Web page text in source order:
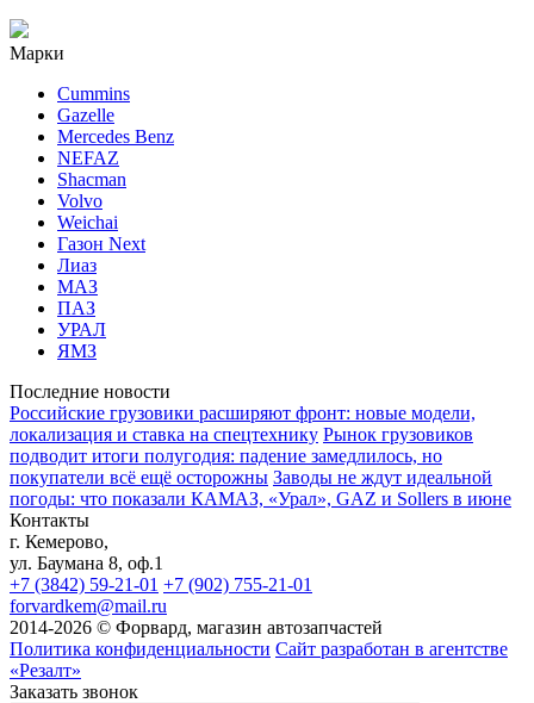
Марки
Cummins
Gazelle
Mercedes Benz
NEFAZ
Shacman
Volvo
Weichai
Газон Next
Лиаз
МАЗ
ПАЗ
УРАЛ
ЯМЗ
Последние новости
Российские грузовики расширяют фронт: новые модели,
локализация и ставка на спецтехнику Рынок грузовиков
подводит итоги полугодия: падение замедлилось, но
покупатели всё ещё осторожны Заводы не ждут идеальной
погоды: что показали КАМАЗ, «Урал», GAZ и Sollers в июне
Контакты
г. Кемерово,
ул. Баумана 8, оф.1
+7 (3842) 59-21-01 +7 (902) 755-21-01
forvardkem@mail.ru
2014-2026 © Форвард, магазин автозапчастей
Политика конфиденциальности Сайт разработан в агентстве
«Резалт»
Заказать звонок